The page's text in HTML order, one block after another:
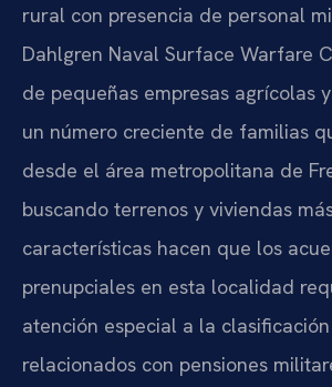
rural con presencia de personal
Dahlgren Naval Surface Warfare
de pequeñas empresas agrícolas
un número creciente de familias
desde el área metropolitana de
buscando terrenos y viviendas
características hacen que los
prenupciales en esta localidad
atención especial a la
relacionados con pensiones